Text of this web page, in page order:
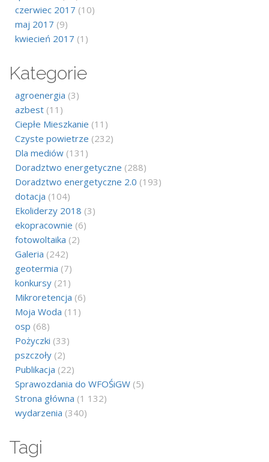
czerwiec 2017 (10)
maj 2017 (9)
kwiecień 2017 (1)
Kategorie
agroenergia (3)
azbest (11)
Ciepłe Mieszkanie (11)
Czyste powietrze (232)
Dla mediów (131)
Doradztwo energetyczne (288)
Doradztwo energetyczne 2.0 (193)
dotacja (104)
Ekoliderzy 2018 (3)
ekopracownie (6)
fotowoltaika (2)
Galeria (242)
geotermia (7)
konkursy (21)
Mikroretencja (6)
Moja Woda (11)
osp (68)
Pożyczki (33)
pszczoły (2)
Publikacja (22)
Sprawozdania do WFOŚiGW (5)
Strona główna (1 132)
wydarzenia (340)
Tagi